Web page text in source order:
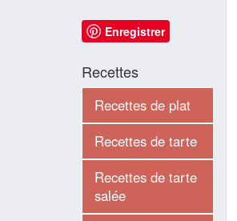
Enregistrer
Recettes
Recettes de plat
Recettes de tarte
Recettes de tarte
salée